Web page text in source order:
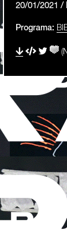
20/01/2021 /
Programa: